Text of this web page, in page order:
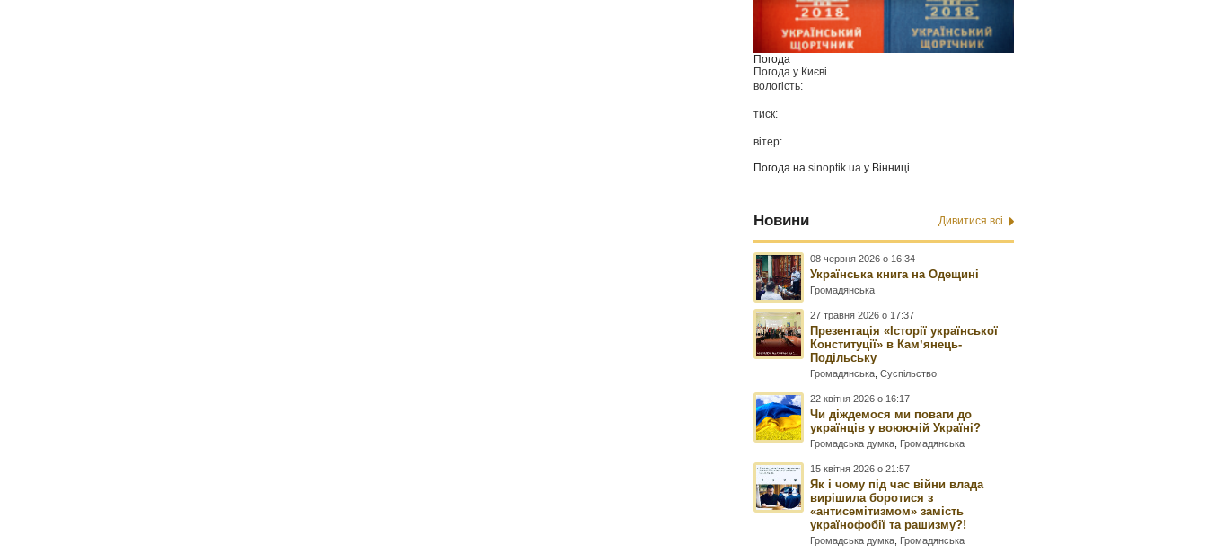
Погода
Погода у Києві
вологість:
тиск:
вітер:
Погода наsinoptik.ua у Вінниці
Новини Дивитися всі
08 червня 2026 о 16:34
Українська книга на Одещині
Громадянська
27 травня 2026 о 17:37
Презентація «Історії української
Конституції» в Камʼянець-
Подільську
Громадянська ,Суспільство
22 квітня 2026 о 16:17
Чи діждемося ми поваги до
українців у воюючій Україні?
Громадська думка Громадянська
15 квітня 2026 о 21:57
Як і чому під час війни влада
вирішила боротися з
«антисемітизмом» замість
українофобії та рашизму?!
Громадська думка Громадянська